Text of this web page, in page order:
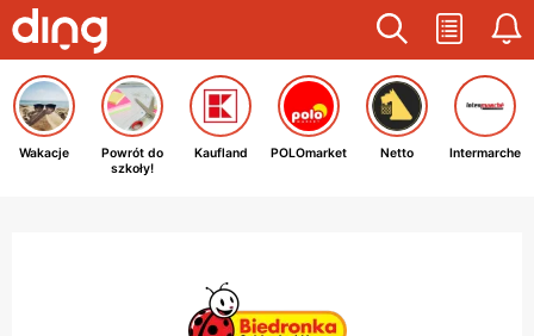
Wakacje
Powrót do
szkoły!
Kaufland POLOmarket Netto Intermarche